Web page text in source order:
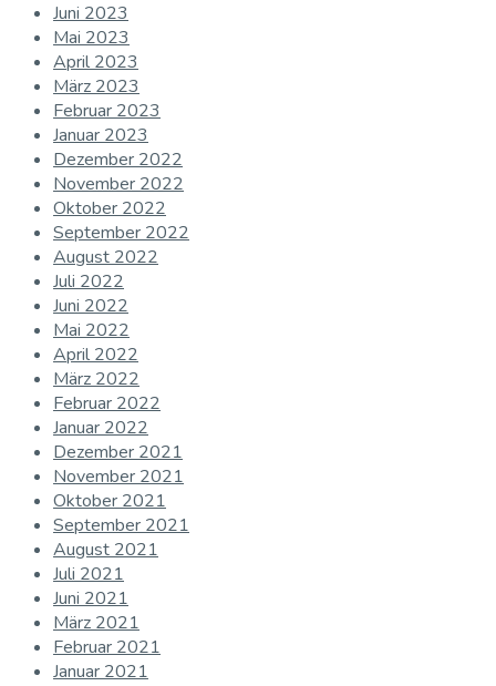
Juni 2023
Mai 2023
April 2023
März 2023
Februar 2023
Januar 2023
Dezember 2022
November 2022
Oktober 2022
September 2022
August 2022
Juli 2022
Juni 2022
Mai 2022
April 2022
März 2022
Februar 2022
Januar 2022
Dezember 2021
November 2021
Oktober 2021
September 2021
August 2021
Juli 2021
Juni 2021
März 2021
Februar 2021
Januar 2021